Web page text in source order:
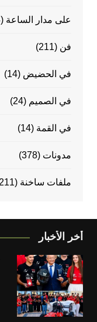
على مدار الساعة (664)
فن (211)
في الحضيض (14)
في الصميم (24)
في القمة (14)
مدونات (378)
ملفات ساخنة (8٬211)
أخر الأخبار